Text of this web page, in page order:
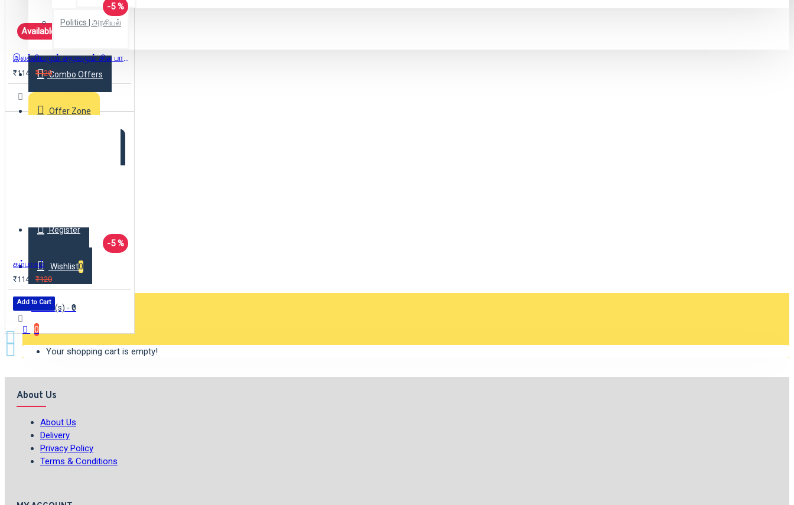
Politics | அரசியல்
Combo Offers
Offer Zone
Register
Wishlist0
0 item(s) - ₹0
0
Your shopping cart is empty!
-5 %
Available
இலக்கியமும் சமூகமும் சில பார்வைகள்
₹114 ₹120
-5 %
கம்பரசம்
₹114 ₹120
Add to Cart
About Us
About Us
Delivery
Privacy Policy
Terms & Conditions